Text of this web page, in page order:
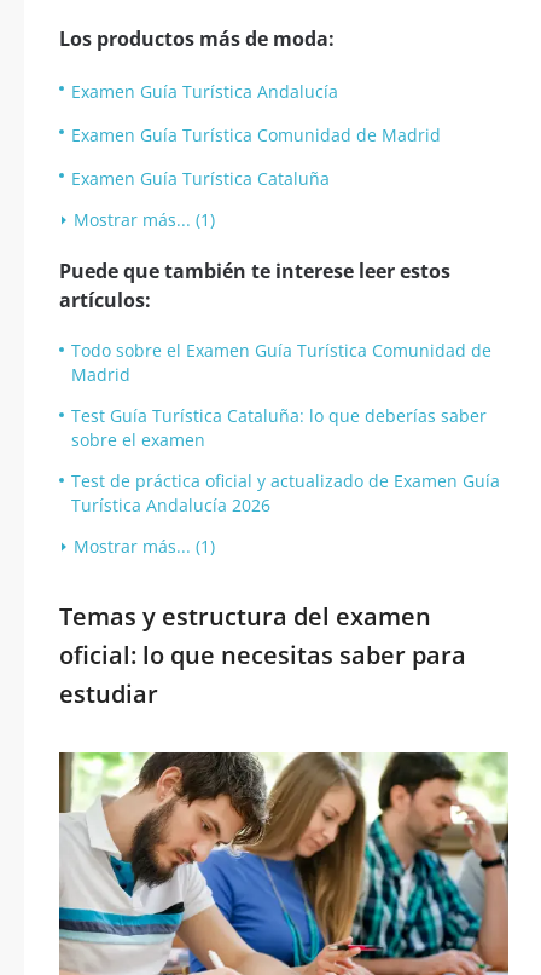
Los productos más de moda:
Examen Guía Turística Andalucía
Examen Guía Turística Comunidad de Madrid
Examen Guía Turística Cataluña
Mostrar más... (1)
Puede que también te interese leer estos
artículos:
Todo sobre el Examen Guía Turística Comunidad de
Madrid
Test Guía Turística Cataluña: lo que deberías saber
sobre el examen
Test de práctica oficial y actualizado de Examen Guía
Turística Andalucía 2026
Mostrar más... (1)
Temas y estructura del examen
oficial: lo que necesitas saber para
estudiar